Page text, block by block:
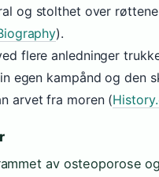
og stolthet over
).
flere anledninger
egen kampånd og den
arvet fra moren (
av osteoporose